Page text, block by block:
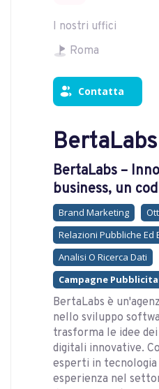
I nostri uffici
Roma
Contatta
BertaLabs
BertaLabs –
business, un
Brand Marketing
Relazioni Pubbliche Ed
Analisi O Ricerca Dati
Campagne
BertaLabs è
nello sviluppo
trasforma le idee
digitali innovative.
esperti in
esperienza nel